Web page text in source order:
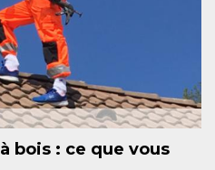
bois : ce que vous